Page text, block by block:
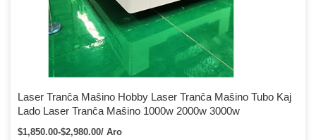
Laser Tranĉa Maŝino Hobby Laser Tranĉa Maŝino Tubo Kaj
Lado Laser Tranĉa Maŝino 1000w 2000w 3000w
$1,850.00-$2,980.00/ Aro